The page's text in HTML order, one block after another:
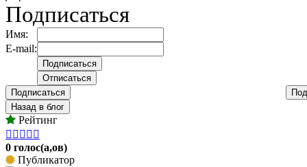
Подписаться
Имя:
E-mail:
Подписаться
Назад в блог
Рейтинг
    
0 голос(а,ов)
Публикатор